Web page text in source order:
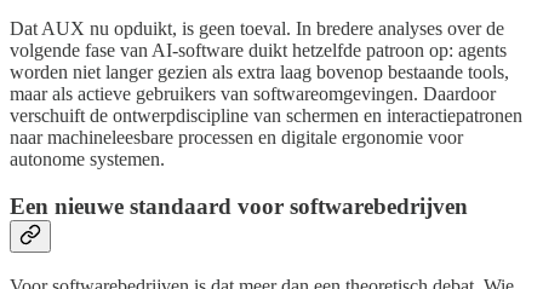
Dat AUX nu opduikt, is geen toeval. In bredere analyses over de
volgende fase van AI-software duikt hetzelfde patroon op: agents
worden niet langer gezien als extra laag bovenop bestaande tools,
maar als actieve gebruikers van softwareomgevingen. Daardoor
verschuift de ontwerpdiscipline van schermen en interactiepatronen
naar machineleesbare processen en digitale ergonomie voor
autonome systemen.
Een nieuwe standaard voor softwarebedrijven